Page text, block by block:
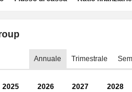
Annuale Trimestrale